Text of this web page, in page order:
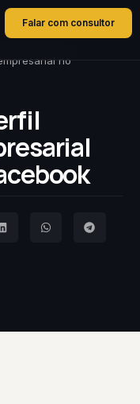
Falar com consultor
no